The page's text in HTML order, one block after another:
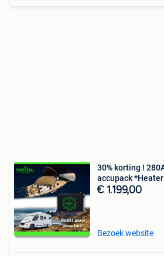
30% korting ! 280Ah Lithium LiFePO4
accupack *Heater
€ 1.199,00
Bezoek website